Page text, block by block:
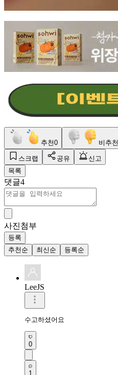
추천0 비추천
스크랩 공유
신고
목록
댓글4
사진첨부
등록
추천순
최신순 등록순
LeeJS
수고하셨어요
0
1